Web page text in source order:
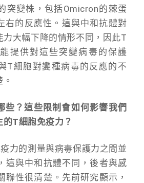
突變株，包括Omicron的棘蛋
右的反應性。這與中和抗體對
力大幅下降的情形不同，因此T
提供對這些突變病毒的保護
T細胞對變種病毒的反應的不
些？這些限制會如何影響我們
T細胞免疫力？
力的測量與病毒保護力之間並
這與中和抗體不同，後者與感
聯性很清楚。先前研究顯示，